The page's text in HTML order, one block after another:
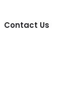
Contact Us